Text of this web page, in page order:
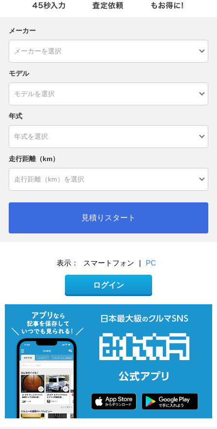
メーカー
モデル
年式
走行距離（km）
見積りスタート
表示： スマートフォン | PC
ログイン